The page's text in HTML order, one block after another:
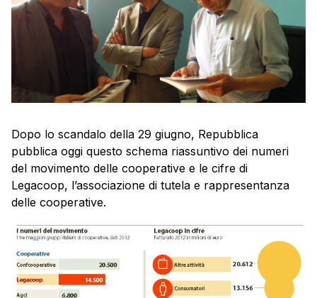
Dopo lo scandalo della 29 giugno, Repubblica
pubblica oggi questo schema riassuntivo dei numeri
del movimento delle cooperative e le cifre di
Legacoop, l’associazione di tutela e rappresentanza
delle cooperative.